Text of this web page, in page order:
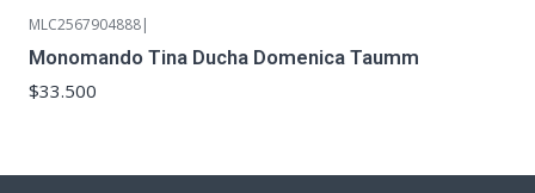
MLC2567904888|
Monomando Tina Ducha Domenica Taumm
$33.500